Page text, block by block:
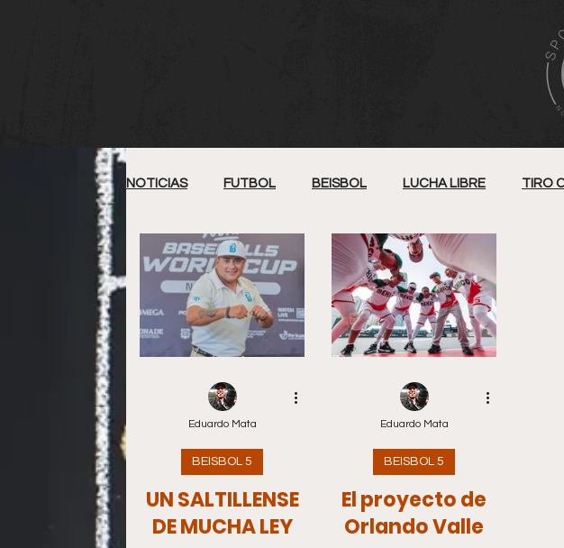
NOTICIAS FUTBOL BEISBOL LUCHA LIBRE TIRO
SOFTBOL FUTBOL AMERICANO BALONCESTO
ARTES MARCIALES MIXTAS RODEO FUTBOL 7
UN SALTILLENSE
DE MUCHA LEY
BEISBOL 5
Eduardo Mata
El proyecto de
Orlando Valle
BEISBOL 5
Eduardo Mata